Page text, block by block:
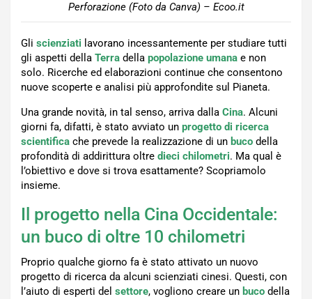
Perforazione (Foto da Canva) – Ecoo.it
Gli scienziati lavorano incessantemente per studiare tutti
gli aspetti della Terra della popolazione umana e non
solo. Ricerche ed elaborazioni continue che consentono
nuove scoperte e analisi più approfondite sul Pianeta.
Una grande novità, in tal senso, arriva dalla Cina. Alcuni
giorni fa, difatti, è stato avviato un progetto di ricerca
scientifica che prevede la realizzazione di un buco della
profondità di addirittura oltre dieci chilometri. Ma qual è
l’obiettivo e dove si trova esattamente? Scopriamolo
insieme.
Il progetto nella Cina Occidentale:
un buco di oltre 10 chilometri
Proprio qualche giorno fa è stato attivato un nuovo
progetto di ricerca da alcuni scienziati cinesi. Questi, con
l’aiuto di esperti del settore, vogliono creare un buco della